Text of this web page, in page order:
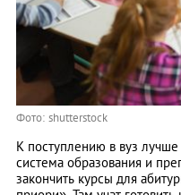
Фото: shutterstock
К поступлению в вуз
система образования и
закончить курсы для